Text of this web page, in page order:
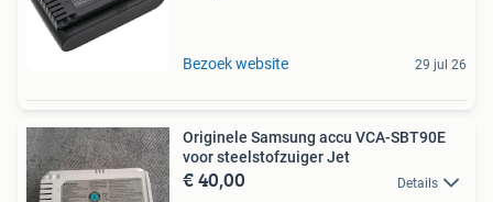
Bezoek website 29 jul 26
Originele Samsung accu VCA-SBT90E
voor steelstofzuiger Jet
€ 40,00 Details